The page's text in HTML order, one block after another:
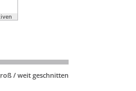
/ weit geschnitten